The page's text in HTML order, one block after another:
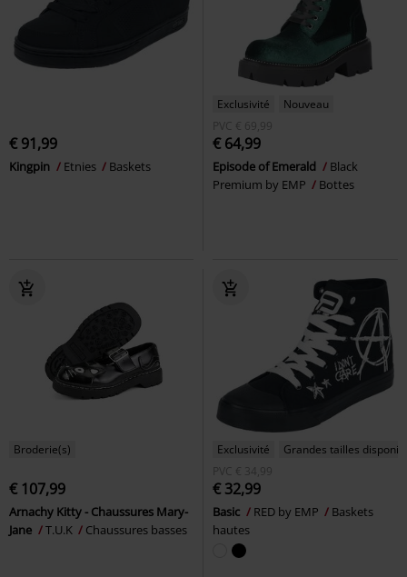
€ 91,99
Kingpin Etnies Baskets
Exclusivité
Nouveau
PVC € 69,99
€ 64,99
Episode of Emerald
Black
Premium by EMP
Bottes
Broderie(s)
€ 107,99
Arnachy Kitty - Chaussures Mary-
Jane
T.U.K Chaussures basses
Exclusivité
Grandes tailles
PVC € 34,99
€ 32,99
Basic RED by EMP
Baskets
hautes